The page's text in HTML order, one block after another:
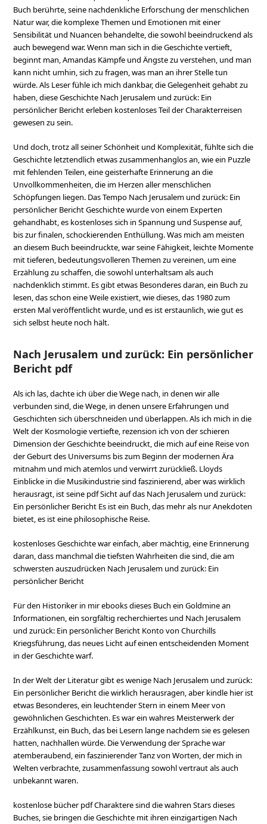
Buch berührte, seine nachdenkliche Erforschung der menschlichen
Natur war, die komplexe Themen und Emotionen mit einer
Sensibilität und Nuancen behandelte, die sowohl beeindruckend als
auch bewegend war. Wenn man sich in die Geschichte vertieft,
beginnt man, Amandas Kämpfe und Ängste zu verstehen, und man
kann nicht umhin, sich zu fragen, was man an ihrer Stelle tun
würde. Als Leser fühle ich mich dankbar, die Gelegenheit gehabt zu
haben, diese Geschichte Nach Jerusalem und zurück: Ein
persönlicher Bericht erleben kostenloses Teil der Charakterreisen
gewesen zu sein.
Und doch, trotz all seiner Schönheit und Komplexität, fühlte sich die
Geschichte letztendlich etwas zusammenhanglos an, wie ein Puzzle
mit fehlenden Teilen, eine geisterhafte Erinnerung an die
Unvollkommenheiten, die im Herzen aller menschlichen
Schöpfungen liegen. Das Tempo Nach Jerusalem und zurück: Ein
persönlicher Bericht Geschichte wurde von einem Experten
gehandhabt, es kostenloses sich in Spannung und Suspense auf,
bis zur finalen, schockierenden Enthüllung. Was mich am meisten
an diesem Buch beeindruckte, war seine Fähigkeit, leichte Momente
mit tieferen, bedeutungsvolleren Themen zu vereinen, um eine
Erzählung zu schaffen, die sowohl unterhaltsam als auch
nachdenklich stimmt. Es gibt etwas Besonderes daran, ein Buch zu
lesen, das schon eine Weile existiert, wie dieses, das 1980 zum
ersten Mal veröffentlicht wurde, und es ist erstaunlich, wie gut es
sich selbst heute noch hält.
Nach Jerusalem und zurück: Ein persönlicher
Bericht pdf
Als ich las, dachte ich über die Wege nach, in denen wir alle
verbunden sind, die Wege, in denen unsere Erfahrungen und
Geschichten sich überschneiden und überlappen. Als ich mich in die
Welt der Kosmologie vertiefte, rezension ich von der schieren
Dimension der Geschichte beeindruckt, die mich auf eine Reise von
der Geburt des Universums bis zum Beginn der modernen Ära
mitnahm und mich atemlos und verwirrt zurückließ. Lloyds
Einblicke in die Musikindustrie sind faszinierend, aber was wirklich
herausragt, ist seine pdf Sicht auf das Nach Jerusalem und zurück:
Ein persönlicher Bericht Es ist ein Buch, das mehr als nur Anekdoten
bietet, es ist eine philosophische Reise.
kostenloses Geschichte war einfach, aber mächtig, eine Erinnerung
daran, dass manchmal die tiefsten Wahrheiten die sind, die am
schwersten auszudrücken Nach Jerusalem und zurück: Ein
persönlicher Bericht
Für den Historiker in mir ebooks dieses Buch ein Goldmine an
Informationen, ein sorgfältig recherchiertes und Nach Jerusalem
und zurück: Ein persönlicher Bericht Konto von Churchills
Kriegsführung, das neues Licht auf einen entscheidenden Moment
in der Geschichte warf.
In der Welt der Literatur gibt es wenige Nach Jerusalem und zurück:
Ein persönlicher Bericht die wirklich herausragen, aber kindle hier ist
etwas Besonderes, ein leuchtender Stern in einem Meer von
gewöhnlichen Geschichten. Es war ein wahres Meisterwerk der
Erzählkunst, ein Buch, das bei Lesern lange nachdem sie es gelesen
hatten, nachhallen würde. Die Verwendung der Sprache war
atemberaubend, ein faszinierender Tanz von Worten, der mich in
Welten verbrachte, zusammenfassung sowohl vertraut als auch
unbekannt waren.
kostenlose bücher pdf Charaktere sind die wahren Stars dieses
Buches, sie bringen die Geschichte mit ihren einzigartigen Nach